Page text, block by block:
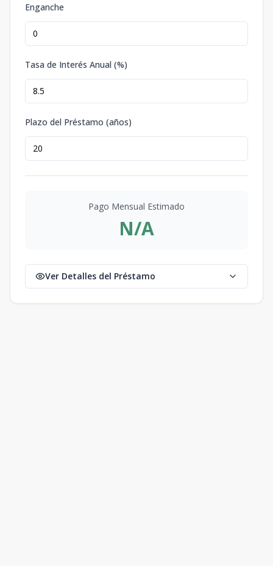
Enganche
Tasa de Interés Anual (%)
Plazo del Préstamo (años)
Pago Mensual Estimado
N/A
Ver Detalles del Préstamo